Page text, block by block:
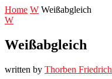
Home W Weißabgleich
W
Weißabgleich
written by Thorben Friedrich